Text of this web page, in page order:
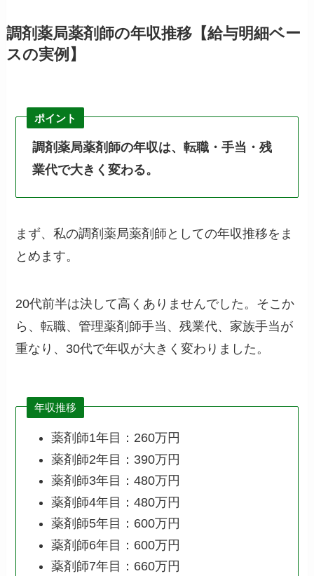
調剤薬局薬剤師の年収推移【給与明細ベー
スの実例】
ポイント
調剤薬局薬剤師の年収は、転職・手当・残
業代で大きく変わる。
まず、私の調剤薬局薬剤師としての年収推移をま
とめます。
20代前半は決して高くありませんでした。そこか
ら、転職、管理薬剤師手当、残業代、家族手当が
重なり、30代で年収が大きく変わりました。
年収推移
薬剤師1年目：260万円
薬剤師2年目：390万円
薬剤師3年目：480万円
薬剤師4年目：480万円
薬剤師5年目：600万円
薬剤師6年目：600万円
薬剤師7年目：660万円